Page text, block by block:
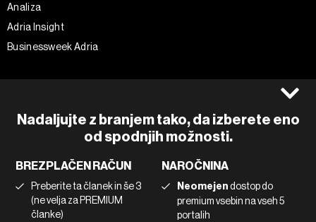
Nadaljujte z branjem tako, da izberete eno
od spodnjih možnosti.
BREZPLAČEN RAČUN
Preberite ta članek in še 3
(ne velja za PREMIUM
članke)
NAROČNINA
Neomejendostop do
premium vsebin na vseh 5
portalih
Analiza
Adria Insight
Businessweek Adria
Piškotki
Marketing
Uporaba umetne inteligence
Instagram
Linkedin
Tiktok